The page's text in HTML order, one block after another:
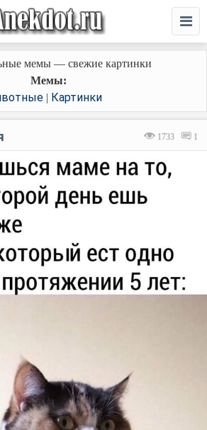
мемы — свежие картинки
Мемы:
| Картинки
1733 1